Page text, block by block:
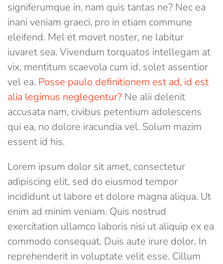
signiferumque in, nam quis tantas ne? Nec ea
inani veniam graeci, pro in etiam commune
eleifend. Mel et movet noster, ne labitur
iuvaret sea. Vivendum torquatos intellegam at
vix, mentitum scaevola cum id, solet assentior
vel ea. Posse paulo definitionem est ad, id est
alia legimus neglegentur? Ne alii delenit
accusata nam, civibus petentium adolescens
qui ea, no dolore iracundia vel. Solum mazim
essent id his.
Lorem ipsum dolor sit amet, consectetur
adipiscing elit, sed do eiusmod tempor
incididunt ut labore et dolore magna aliqua. Ut
enim ad minim veniam. Quis nostrud
exercitation ullamco laboris nisi ut aliquip ex ea
commodo consequat. Duis aute irure dolor. In
reprehenderit in voluptate velit esse. Cillum